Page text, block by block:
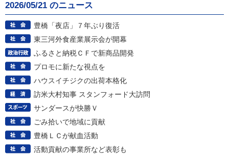
2026/05/21 のニュース
豊橋「夜店」７年ぶり復活
東三河外食産業展示会が開幕
ふるさと納税ＣＦで新商品開発
プロモに新たな視点を
ハウスイチジクの出荷本格化
訪米大村知事 スタンフォード大訪問
サンダースが快勝Ｖ
ごみ拾いで地域に貢献
豊橋ＬＣが献血活動
活動貢献の事業所など表彰も